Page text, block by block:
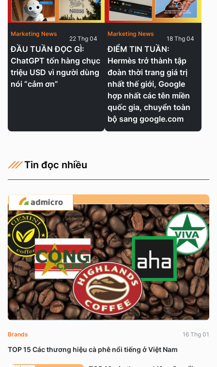
ĐẦU TUẦN ĐỌC GÌ:
ChatGPT tốn hàng chục
triệu USD vì người dùng
nói “cảm ơn”
Marketing News
22 Thg 04
ĐIỂM TIN TUẦN:
Hermès trở thành tập
đoàn thời trang giá trị
nhất thế giới, Google
hợp nhất các tên miền
quốc gia, chuyển toàn
bộ sang google.com
Marketing News
18 Thg 04
Tin đọc nhiều
TOP 15 Các thương hiệu cà phê nổi tiếng ở Việt Nam
Brands 16 Thg 01